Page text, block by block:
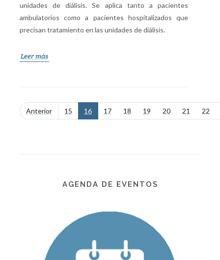
unidades de diálisis. Se aplica tanto a pacientes
ambulatorios como a pacientes hospitalizados que
precisan tratamiento en las unidades de diálisis.
Leer más
Anterior 15 16 17 18 19 20 21 22
AGENDA DE EVENTOS